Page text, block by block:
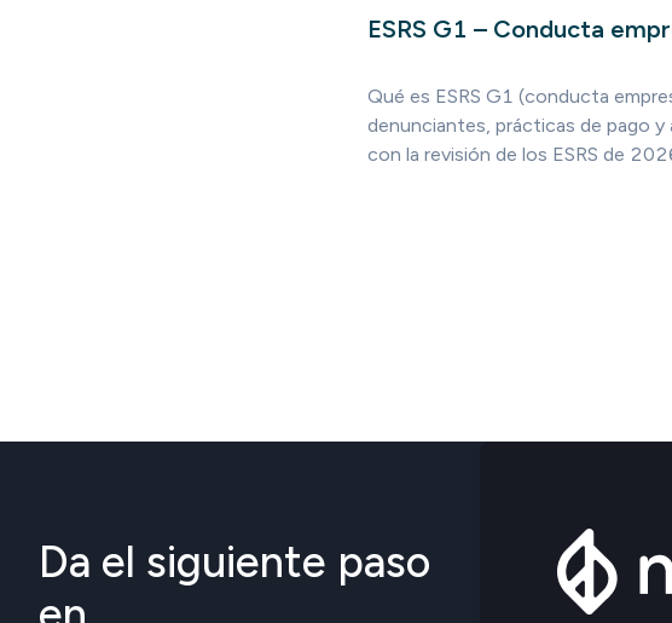
ESRS G1 – Conducta
Qué es ESRS G1 (conducta
denunciantes, prácticas de pago y
con la revisión de los ESRS de
Da el siguiente paso